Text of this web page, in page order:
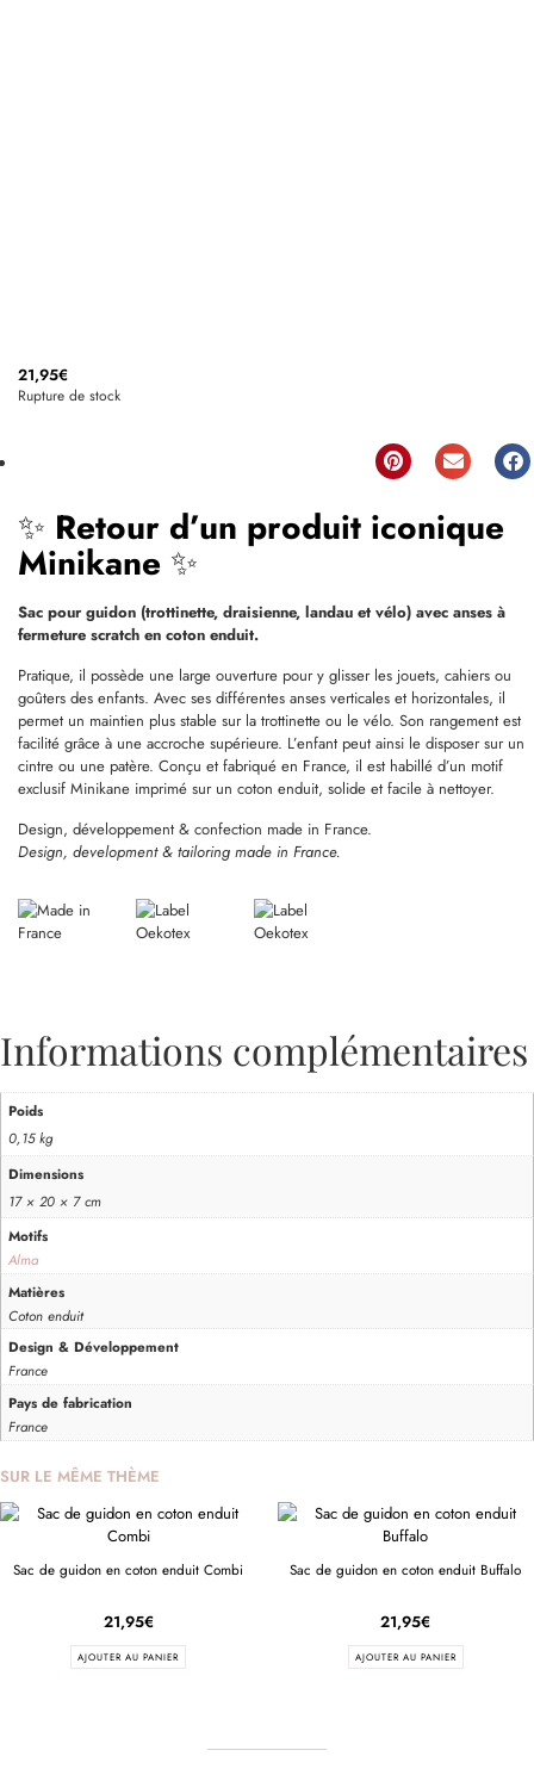
21,95€
Rupture de stock
✨ Retour d’un produit iconique
Minikane ✨
Sac pour guidon (trottinette, draisienne, landau et vélo) avec anses à
fermeture scratch en coton enduit.
Pratique, il possède une large ouverture pour y glisser les jouets, cahiers ou
goûters des enfants. Avec ses différentes anses verticales et horizontales, il
permet un maintien plus stable sur la trottinette ou le vélo. Son rangement est
facilité grâce à une accroche supérieure. L’enfant peut ainsi le disposer sur un
cintre ou une patère. Conçu et fabriqué en France, il est habillé d’un motif
exclusif Minikane imprimé sur un coton enduit, solide et facile à nettoyer.
Design, développement & confection made in France.
Design, development & tailoring made in France.
Informations complémentaires
Poids
0,15 kg
Dimensions
17 × 20 × 7 cm
Motifs
Alma
Matières
Coton enduit
Design & Développement
France
Pays de fabrication
France
SUR LE MÊME THÈME
Sac de guidon en coton enduit Combi
21,95€
AJOUTER AU PANIER
Sac de guidon en coton enduit Buffalo
21,95€
AJOUTER AU PANIER